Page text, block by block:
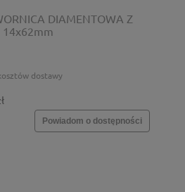
DIAMENTOWA Z
14x62mm
dostawy
Powiadom o dostępności